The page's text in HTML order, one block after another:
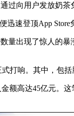
过向用户发放奶茶
速登顶App Store
量出现了惊人的
打响。其中，包
额高达45亿元。